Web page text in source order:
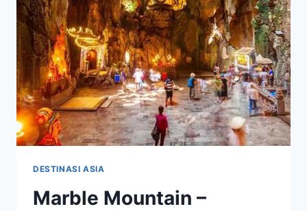
ALAM
YANG
MENGAGUMKAN
DESTINASI ASIA
Marble Mountain –